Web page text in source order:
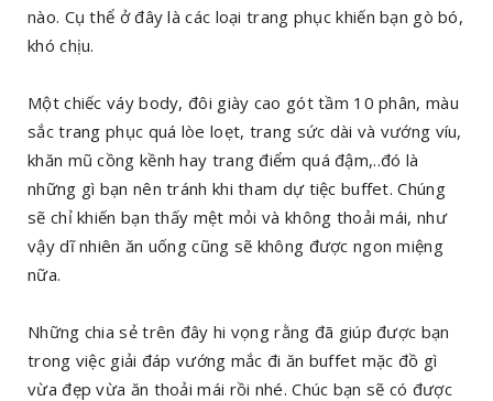
nào. Cụ thể ở đây là các loại trang phục khiến bạn gò bó,
khó chịu.
Một chiếc váy body, đôi giày cao gót tầm 10 phân, màu
sắc trang phục quá lòe loẹt, trang sức dài và vướng víu,
khăn mũ cồng kềnh hay trang điểm quá đậm,..đó là
những gì bạn nên tránh khi tham dự tiệc buffet. Chúng
sẽ chỉ khiến bạn thấy mệt mỏi và không thoải mái, như
vậy dĩ nhiên ăn uống cũng sẽ không được ngon miệng
nữa.
Những chia sẻ trên đây hi vọng rằng đã giúp được bạn
trong việc giải đáp vướng mắc đi ăn buffet mặc đồ gì
vừa đẹp vừa ăn thoải mái rồi nhé. Chúc bạn sẽ có được